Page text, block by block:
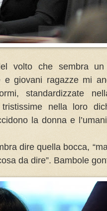
volto che sembra
e giovani ragazze mi
standardizzate
nella loro
la donna e
dire quella bocca,
da dire”. Bambole